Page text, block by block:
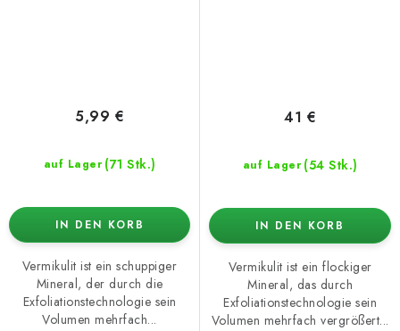
auf Lager (71 Stk.)
5,99 €
IN DEN KORB
Vermikulit ist ein schuppiger
Mineral, der durch die
Exfoliationstechnologie sein
Volumen mehrfach...
auf Lager (54 Stk.)
41 €
IN DEN KORB
Vermikulit ist ein flockiger
Mineral, das durch
Exfoliationstechnologie sein
Volumen mehrfach vergrößert...